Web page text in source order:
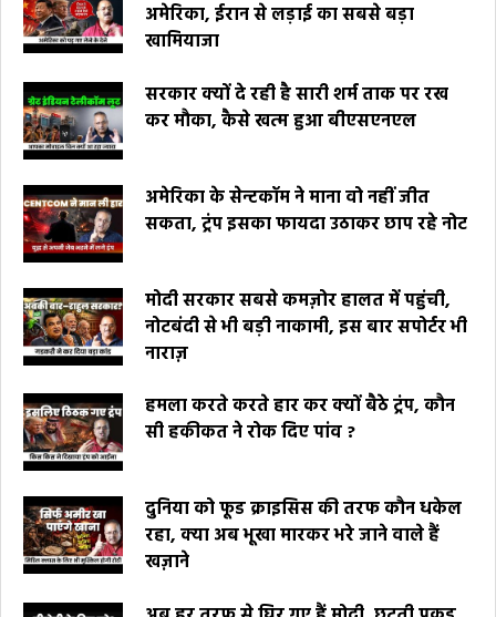
अमेरिका, ईरान से लड़ाई का सबसे बड़ा
खामियाजा
सरकार क्यों दे रही है सारी शर्म ताक पर रख
कर मौका, कैसे खत्म हुआ बीएसएनएल
अमेरिका के सेन्टकॉम ने माना वो नहीं जीत
सकता, ट्रंप इसका फायदा उठाकर छाप रहे नोट
मोदी सरकार सबसे कमज़ोर हालत में पहुंची,
नोटबंदी से भी बड़ी नाकामी, इस बार सपोर्टर भी
नाराज़
हमला करते करते हार कर क्यों बैठे ट्रंप, कौन
सी हकीकत ने रोक दिए पांव ?
दुनिया को फूड क्राइसिस की तरफ कौन धकेल
रहा, क्या अब भूखा मारकर भरे जाने वाले हैं
खज़ाने